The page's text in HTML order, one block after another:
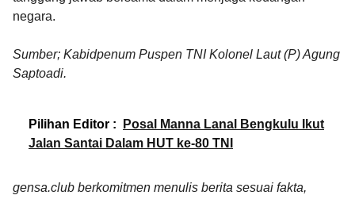
negara.
Sumber; Kabidpenum Puspen TNI Kolonel Laut (P) Agung
Saptoadi.
Pilihan Editor :
Posal Manna Lanal Bengkulu Ikut
Jalan Santai Dalam HUT ke-80 TNI
gensa.club berkomitmen menulis berita sesuai fakta,